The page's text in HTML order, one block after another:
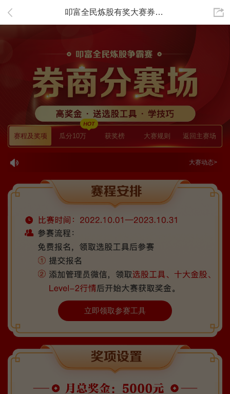
叩富全民炼股有奖大赛券商专场赛程及奖项安排-2023年模拟炒股大赛-叩富简投
赛程及奖项 瓜分10万 获奖榜 大赛规则 返回主赛场
大赛动态>
立即领取参赛工具